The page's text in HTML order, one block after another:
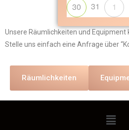
30
31 1
Unsere Räumlichkeiten und Equipment
Stelle uns einfach eine Anfrage über
Räumlichkeiten